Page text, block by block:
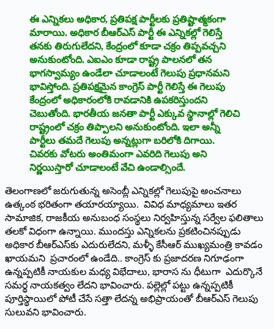
ఈ ఎన్నికలు అధికార, ప్రతిపక్ష పార్టీలకు ప్రతిష్టాత్మకంగా
మారాయి. అధికార బీఆర్‌ఎస్‌ పార్టీ ఈ ఎన్నికల్లో గెలిస్తే
తనకు తిరుగులేదని, కేంద్రంలో కూడా చక్రం తిప్పవచ్చని
అనుకుంటోంది. ఎఐఎం కూడా రాష్ట్ర పాలనలో తన
భాగస్వామ్యం ఉండేలా చూడాలంటే గెలుపు ప్రధానమని
భావిస్తోంది. ప్రతిపక్షమైన కాంగ్రెస్‌ పార్టీ గెలిస్తే ఈ గెలుపు
కేంద్రంలో అధికారంలోకి రావడానికి ఉపకరిస్తుందని
చెబుతోంది. భారతీయ జనతా పార్టీ ఎక్కువ స్థానాల్లో గెలిచి
రాష్ట్రంలో చక్రం తిప్పాలని అనుకుంటోంది. ఇలా అన్నీ
పార్టీలు తమదే గెలుపు అన్నట్లుగా బరిలోకి దిగాయి.
చివరకు వోటరు అంతిమంగా ఎవరిది గెలుపు అని
నిర్ణయిస్తారో చూడాలంటే వేచి ఉండాల్సిందే.
తెలంగాణలో జరుగుతున్న అసెంబ్లీ ఎన్నికల్లో గెలుపుపై అంచనాలు
ఉత్కంఠ భరితంగా తయారయ్యాయి. వివిధ మాధ్యమాలు ఇతర
సామాజిక, రాజకీయ అనుబంధ సంస్థలు నిర్వహిస్తున్న సర్వేల ఫలితాలు
తలకో విధంగా ఉన్నాయి. ముందస్తు ఎన్నికలను ప్రకటించినప్పుడు
అధికార బీఆర్‌ఎస్‌కు ఎదురులేదని, మళ్ళీ కేసీఆర్‌ ముఖ్యమంత్రి కావడం
ఖాయమని ప్రచారంలో ఉండేది.. కాంగ్రెస్‌ కు ప్రజాదరణ నిగూఢంగా
ఉన్నప్పటికీ నాయకుల మధ్య విభేదాలు, భారాస ను ధీటుగా ఎదుర్కొనే
సమర్థ నాయకత్వం లేదని భావించారు. పల్లెల్లో పట్టు ఉన్నప్పటికీ
పూర్తిస్థాయిలో పోటీ చేసే సత్తా లేదన్న అభిప్రాయంతో బీఆర్‌ఎస్‌ గెలుపు
సులువని భావించారు.